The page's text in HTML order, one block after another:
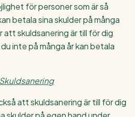
för personer som är så
betala sina skulder på många
att skuldsanering är till för dig
inte på många år kan betala
att skuldsanering är till för dig